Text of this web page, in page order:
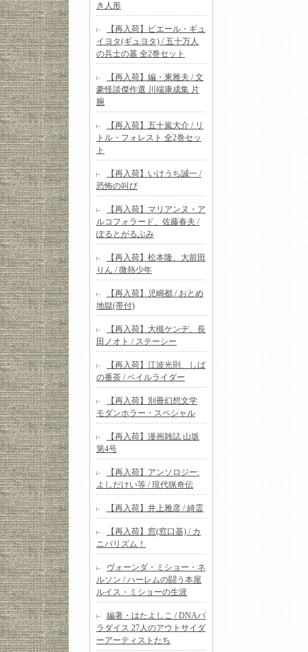
き人形
【再入荷】ピエール・ギュ
イヨタ(ギュヨタ) / 五十万人
の兵士の墓 全2巻セット
【再入荷】編・東雅夫 / 文
豪怪談傑作選 川端康成集 片
腕
【再入荷】五十嵐大介 / リ
トル・フォレスト 全2巻セッ
ト
【再入荷】いけうち誠一 /
恐怖の叫び
【再入荷】マリアンヌ・ア
ルコフォラード、佐藤春夫 /
ぽるとがるぶみ
【再入荷】松本隆、大前田
りん / 微熱少年
【再入荷】児嶋都 / おとめ
地獄(帯付)
【再入荷】大槻ケンヂ、長
田ノオト / ステーシー
【再入荷】江波光則、しば
の番茶 / ペイルライダー
【再入荷】別冊幻想文学
モダンホラー・スペシャル
【再入荷】漫画雑誌 山坂
第4号
【再入荷】アンソロジー:
よしだけい等 / 現代猟奇伝
【再入荷】井上雅彦 / 綺霊
【再入荷】窓(窓口基) / カ
ニバリズム！
ヴォーンダ・ミショー・ネ
ルソン / ハーレムの闘う本屋
ルイス・ミショーの生涯
編著・はたよしこ / DNAパ
ラダイス 27人のアウトサイダ
ーアーティストたち